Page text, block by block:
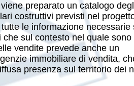
preparato un catalogo
costruttivi previsti nel
le informazione necessarie
che sul contesto nel quale sono
vendite prevede anche un
immobiliare di vendita,
presenza sul territorio dei